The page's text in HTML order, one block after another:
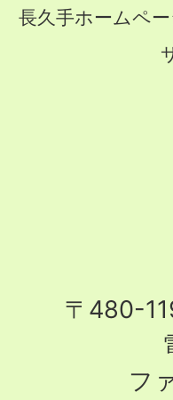
長久手ホームペ
〒480-
フ